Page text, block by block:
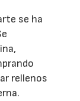
se ha
rellenos